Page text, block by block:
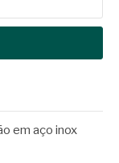
em aço inox